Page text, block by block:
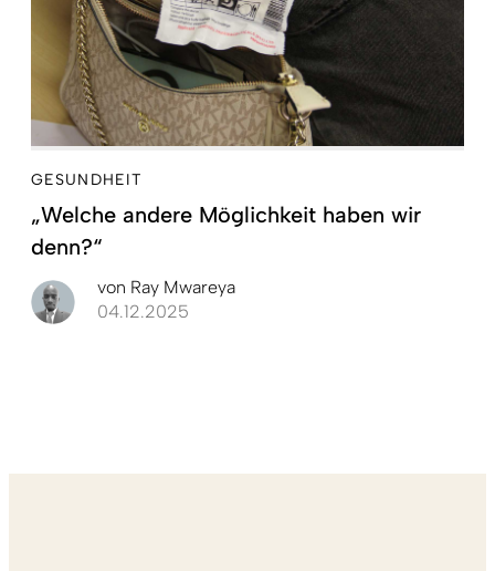
GESUNDHEIT
„Welche andere Möglichkeit haben wir
denn?“
von Ray Mwareya
04.12.2025